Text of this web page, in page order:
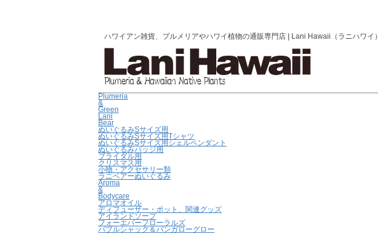
ハワイアン雑貨、プルメリアやハワイ植物の通販専門店 | Lani Hawaii（ラニハワイ）
Plumeria
&
Green
Lani
Bear
ぬいぐるみSサイズ用
ぬいぐるみSサイズ用Tシャツ
ぬいぐるみSサイズ用シェルペンダント
ぬいぐるみバッジ用
ブライダル用
クリスマス用
小物・アクセサリー類
ラニベアーぬいぐるみ
Aroma
&
Bodycare
アロマオイル
ディフューザー・ポット、関連グッズ
アイランドソープ
フォーエバーフローラルズ
バブルシャック＆バンガローグロー